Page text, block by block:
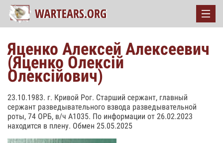
Яценко Алексей Алексеевич
(Яценко Олексій
Олексійович)
23.10.1983. г. Кривой Рог. Старший сержант, главный
сержант разведывательного взвода разведывательной
роты, 74 ОРБ, в/ч А1035. По информации от 26.02.2023
находится в плену. Обмен 25.05.2025